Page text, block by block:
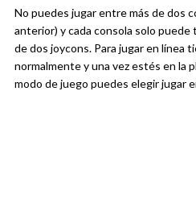
No puedes jugar entre más de dos
anterior) y cada consola solo
de dos joycons. Para jugar en línea
normalmente y una vez estés en la
modo de juego puedes elegir jugar